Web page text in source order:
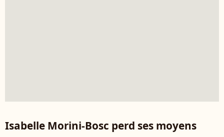
Isabelle Morini-Bosc perd ses moyens